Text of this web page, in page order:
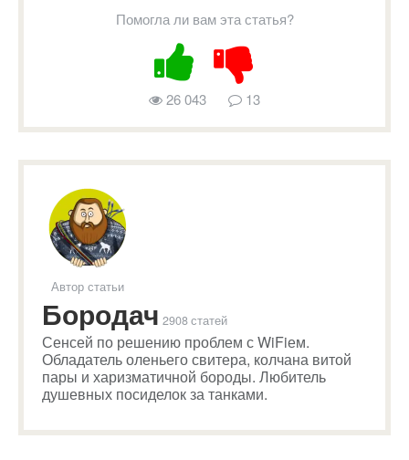
Помогла ли вам эта статья?
26 043 13
Автор статьи
Бородач 2908 статей
Сенсей по решению проблем с WiFiем.
Обладатель оленьего свитера, колчана витой
пары и харизматичной бороды. Любитель
душевных посиделок за танками.